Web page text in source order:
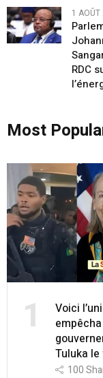
1
RDC
Most
1
Voici
Tuluka
100